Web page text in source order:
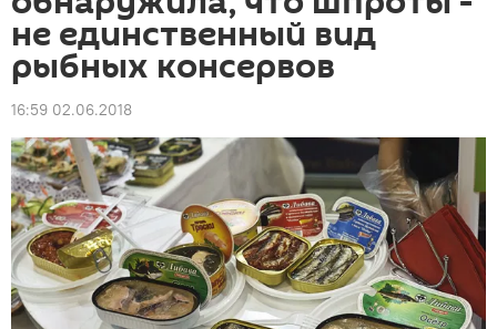
не единственный вид
рыбных консервов
16:59 02.06.2018